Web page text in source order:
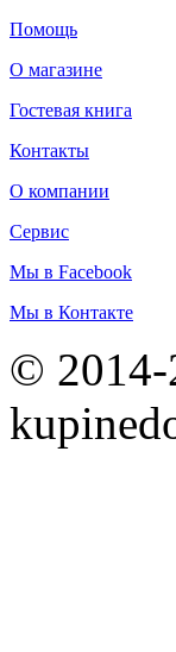
Помощь
О магазине
Гостевая книга
Контакты
О компании
Сервис
Мы в Facebook
Мы в Контакте
© 2014-